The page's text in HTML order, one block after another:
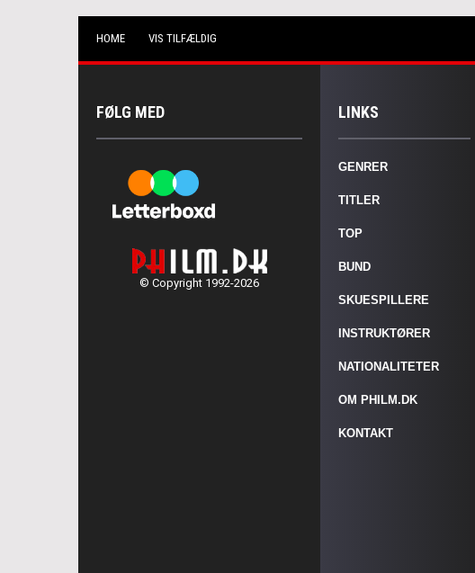
HOME VIS TILFÆLDIG
FØLG MED
© Copyright 1992-2026
LINKS
GENRER
TITLER
TOP
BUND
SKUESPILLERE
INSTRUKTØRER
NATIONALITETER
OM PHILM.DK
KONTAKT